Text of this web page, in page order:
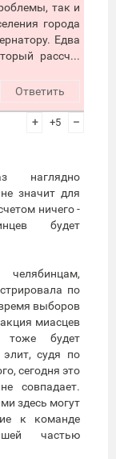
так и
города
Едва
рассч...
Ответить
+ +5 –
наглядно
значит для
ничего -
будет
по
выборов
миасцев
тоже будет
судя по
сегодня это
совпадает.
здесь могут
к команде
частью